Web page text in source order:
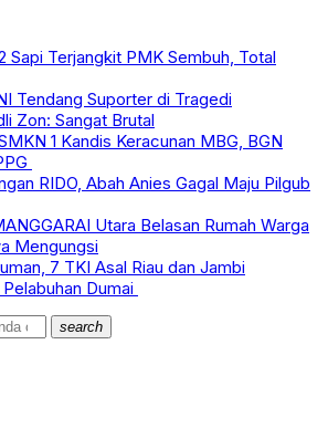
Sapi Terjangkit PMK Sembuh, Total
Tendang Suporter di Tragedi
Zon: Sangat Brutal
1 Kandis Keracunan MBG, BGN
RIDO, Abah Anies Gagal Maju Pilgub
Utara Belasan Rumah Warga
Mengungsi
7 TKI Asal Riau dan Jambi
Dumai
search